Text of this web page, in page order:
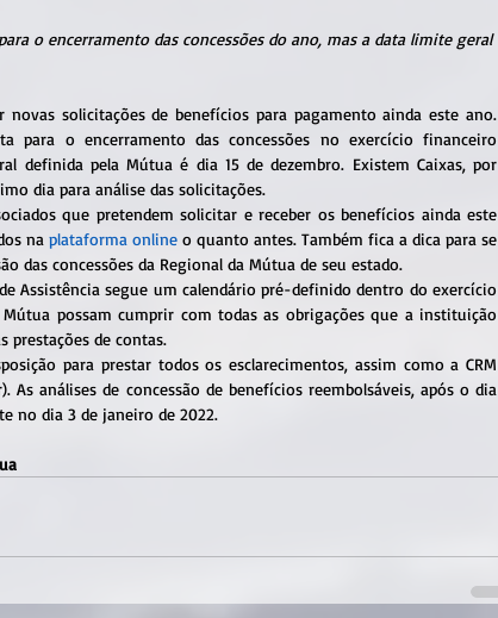
o encerramento das concessões do ano, mas a data limite geral
novas solicitações de benefícios para pagamento ainda este ano.
para o encerramento das concessões no exercício financeiro
definida pela Mútua é dia 15 de dezembro. Existem Caixas, por
dia para análise das solicitações.
que pretendem solicitar e receber os benefícios ainda este
na plataforma online o quanto antes. Também fica a dica para se
das concessões da Regional da Mútua de seu estado.
Assistência segue um calendário pré-definido dentro do exercício
possam cumprir com todas as obrigações que a instituição
prestações de contas.
para prestar todos os esclarecimentos, assim como a CRM
As análises de concessão de benefícios reembolsáveis, após o dia
no dia 3 de janeiro de 2022.